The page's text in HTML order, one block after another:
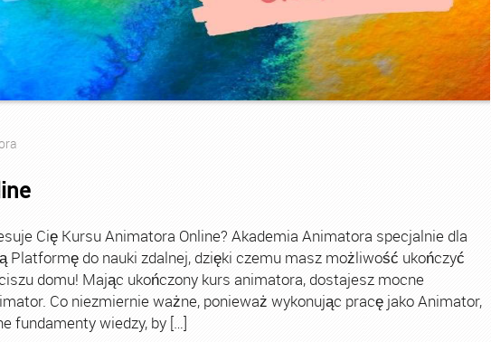
Cię Kursu Animatora Online? Akademia Animatora specjalnie dla
Platformę do nauki zdalnej, dzięki czemu masz możliwość ukończyć
domu! Mając ukończony kurs animatora, dostajesz mocne
Co niezmiernie ważne, ponieważ wykonując pracę jako Animator,
fundamenty wiedzy, by […]